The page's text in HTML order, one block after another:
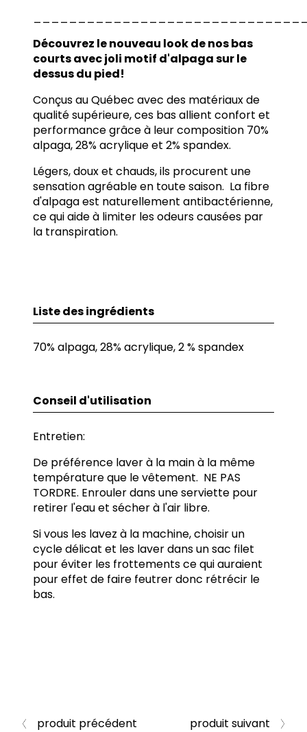
Découvrez le nouveau look de nos bas
courts avec joli motif d'alpaga sur le
dessus du pied!
Conçus au Québec avec des matériaux de
qualité supérieure, ces bas allient confort et
performance grâce à leur composition 70%
alpaga, 28% acrylique et 2% spandex.
Légers, doux et chauds, ils procurent une
sensation agréable en toute saison. La fibre
d'alpaga est naturellement antibactérienne,
ce qui aide à limiter les odeurs causées par
la transpiration.
Liste des ingrédients
70% alpaga, 28% acrylique, 2 % spandex
Conseil d'utilisation
Entretien:
De préférence laver à la main à la même
température que le vêtement. NE PAS
TORDRE. Enrouler dans une serviette pour
retirer l'eau et sécher à l'air libre.
Si vous les lavez à la machine, choisir un
cycle délicat et les laver dans un sac filet
pour éviter les frottements ce qui auraient
pour effet de faire feutrer donc rétrécir le
bas.
produit précédent produit suivant